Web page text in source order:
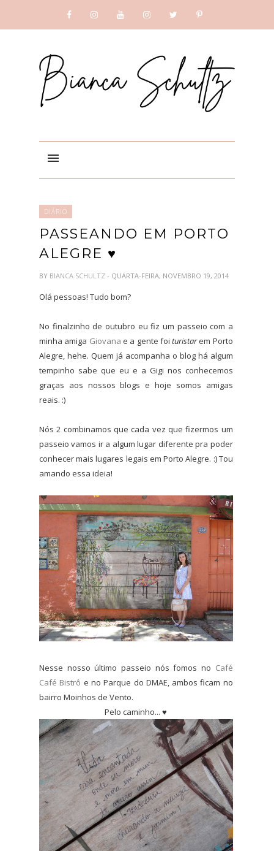
DIÁRIO
PASSEANDO EM PORTO
ALEGRE ♥
BY BIANCA SCHULTZ - QUARTA-FEIRA, NOVEMBRO 19, 2014
Olá pessoas! Tudo bom?
No finalzinho de outubro eu fiz um passeio com a
minha amiga Giovana e a gente foituristarem Porto
Alegre, hehe. Quem já acompanha o blog há algum
tempinho sabe que eu e a Gigi nos conhecemos
graças aos nossos blogs e hoje somos amigas
reais. :)
Nós 2 combinamos que cada vez que fizermos um
passeio vamos ir a algum lugar diferente pra poder
conhecer mais lugares legais em Porto Alegre. :) Tou
amando essa ideia!
Nesse nosso último passeio nós fomos no Café
Café Bistrô e no Parque do DMAE, ambos ficam no
bairro Moinhos de Vento.
Pelo caminho... ♥